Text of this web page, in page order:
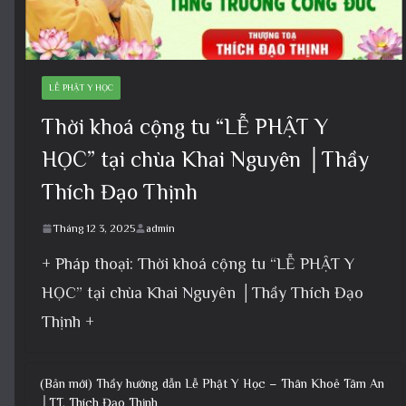
LỄ PHẬT Y HỌC
Thời khoá cộng tu “LỄ PHẬT Y
HỌC” tại chùa Khai Nguyên │Thầy
Thích Đạo Thịnh
Tháng 12 3, 2025 admin
+ Pháp thoại: Thời khoá cộng tu “LỄ PHẬT Y
HỌC” tại chùa Khai Nguyên │Thầy Thích Đạo
Thịnh +
(Bản mới) Thầy hướng dẫn Lễ Phật Y Học – Thân Khoẻ Tâm An
│TT. Thích Đạo Thịnh